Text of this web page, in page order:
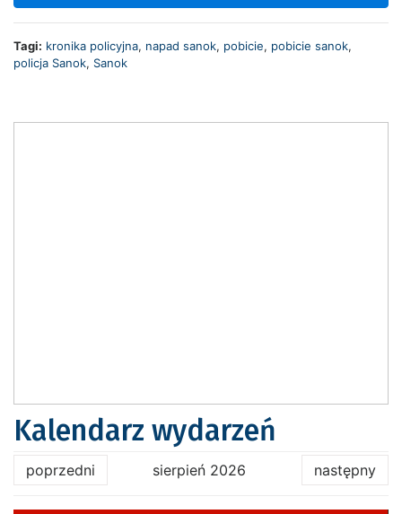
Tagi: kronika policyjna, napad sanok, pobicie, pobicie sanok,
policja Sanok, Sanok
Kalendarz wydarzeń
poprzedni sierpień 2026 następny